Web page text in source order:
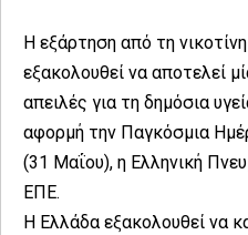
Η εξάρτηση από τη
εξακολουθεί να αποτελεί
απειλές για τη δημόσια
αφορμή την Παγκόσμια
(31 Μαΐου), η Ελληνική
ΕΠΕ.
Η Ελλάδα εξακολουθεί να